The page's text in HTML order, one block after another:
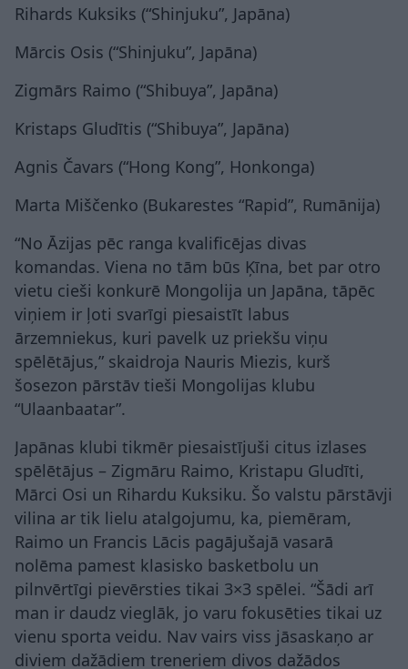
Rihards Kuksiks (“Shinjuku”, Japāna)
Mārcis Osis (“Shinjuku”, Japāna)
Zigmārs Raimo (“Shibuya”, Japāna)
Kristaps Gludītis (“Shibuya”, Japāna)
Agnis Čavars (“Hong Kong”, Honkonga)
Marta Miščenko (Bukarestes “Rapid”, Rumānija)
“No Āzijas pēc ranga kvalificējas divas
komandas. Viena no tām būs Ķīna, bet par otro
vietu cieši konkurē Mongolija un Japāna, tāpēc
viņiem ir ļoti svarīgi piesaistīt labus
ārzemniekus, kuri pavelk uz priekšu viņu
spēlētājus,” skaidroja Nauris Miezis, kurš
šosezon pārstāv tieši Mongolijas klubu
“Ulaanbaatar”.
Japānas klubi tikmēr piesaistījuši citus izlases
spēlētājus – Zigmāru Raimo, Kristapu Gludīti,
Mārci Osi un Rihardu Kuksiku. Šo valstu pārstāvji
vilina ar tik lielu atalgojumu, ka, piemēram,
Raimo un Francis Lācis pagājušajā vasarā
nolēma pamest klasisko basketbolu un
pilnvērtīgi pievērsties tikai 3×3 spēlei. “Šādi arī
man ir daudz vieglāk, jo varu fokusēties tikai uz
vienu sporta veidu. Nav vairs viss jāsaskaņo ar
diviem dažādiem treneriem divos dažādos